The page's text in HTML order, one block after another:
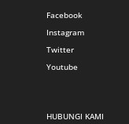
Facebook
Instagram
Twitter
Youtube
HUBUNGI KAMI